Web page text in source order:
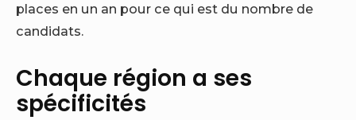
places en un an pour ce qui est du nombre de
candidats.
Chaque région a ses
spécificités